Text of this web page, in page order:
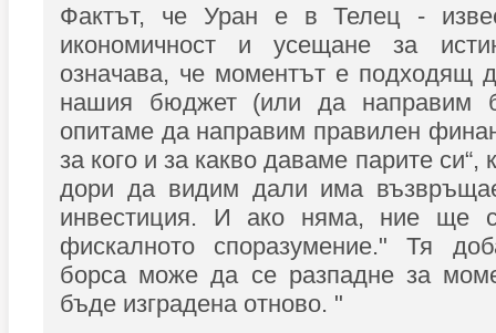
Фактът, че Уран е в Телец -
икономичност и усещане за
означава, че моментът е подходящ
нашия бюджет (или да направим
опитаме да направим правилен
за кого и за какво даваме парите си“,
дори да видим дали има
инвестиция. И ако няма, ние ще
фискалното споразумение." Тя
борса може да се разпадне за
бъде изградена отново. "